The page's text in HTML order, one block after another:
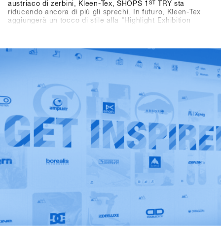
austriaco di zerbini, Kleen-Tex, SHOPS 1 ST
TRY sta
riducendo ancora di più gli sprechi. In futuro, Kleen-Tex
aggiungerà un tocco di stile alla "Highlight Exhibition
ogni anno. Grazie alla ristorazione ecologica, agli stand
espositivi riutilizzabili, al sistema di raccolta differenziata
perfettamente funzionante e al "sistema di lavaggio dei
SHOPS 1ST TRY soddisfa già le linee guida per il certificato
austriaco "Green Meeting". La collaborazione con Kleen-
Tex rende poi l'evento una delle fiere più rispettose
dell'ambiente nel settore degli articoli sportivi.